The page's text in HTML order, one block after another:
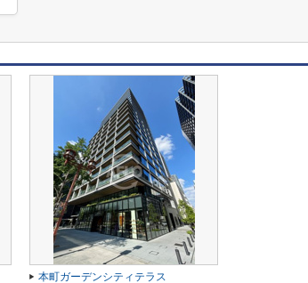
本町ガーデンシティテラス